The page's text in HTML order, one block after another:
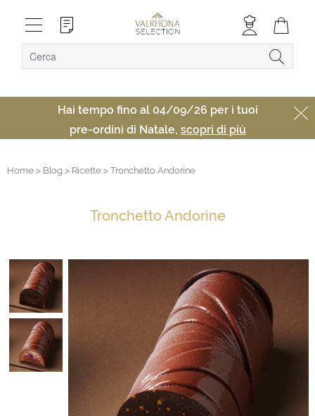
Hai tempo fino al 04/09/26 per i tuoi
pre-ordini di Natale, scopri di più
Home > Blog > Ricette > Tronchetto Andorine
Tronchetto Andorine